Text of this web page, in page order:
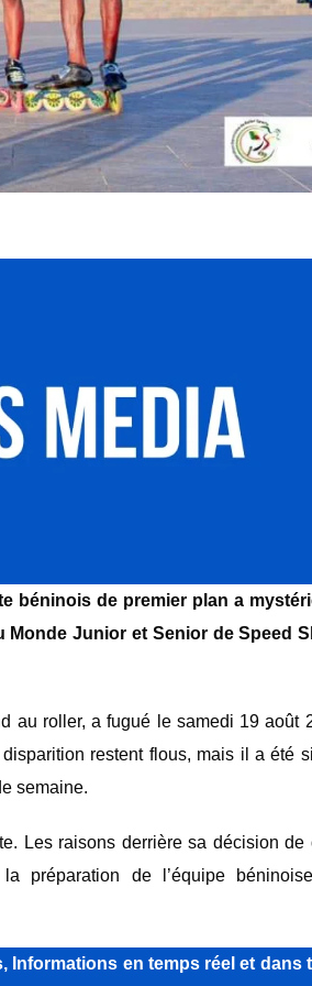
béninois de premier plan a
Junior et Senior de Speed
au roller, a fugué le samedi 19 août
restent flous, mais il a été
semaine.
Les raisons derrière sa décision de
préparation de l’équipe
en temps réel et dans